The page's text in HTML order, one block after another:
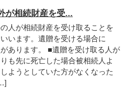
が相続財産を受...
人が相続財産を受け取ることを
いいます。遺贈を受ける場合に
あります。 ■遺贈を受け取る人が
も先に死亡した場合被相続人よ
ようとしていた方がなくなった